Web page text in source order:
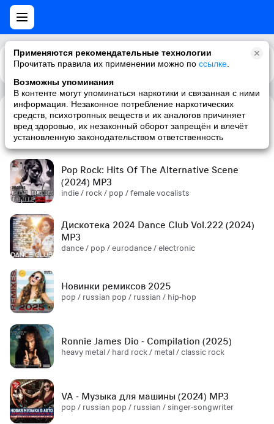
Применяются рекомендательные технологии
Прочитать правила их применении можно по ссылке
Возможны упоминания
В контенте могут упоминаться наркотики и связанная с ними
информация. Незаконное потребление наркотических
средств, психотропных веществ и их аналогов причиняет
вред здоровью, их незаконный оборот запрещён и влечёт
установленную законодательством ответственность
Каталог Рекомендации
Сборник! '90s (2024) MP3
pop / russian pop / russian / '90s
Pop Rock: Hits Of The Alternative Scene
(2024) MP3
indie / rock / pop / female vocalists
Дискотека 2024 Dance Club Vol.222 (2024)
MP3
dance / pop / eurodance / electronic
Новинки ремиксов 2025
pop / russian pop / russian / hip-hop
Ronnie James Dio - Compilation (2025)
heavy metal / hard rock / metal / classic rock
VA - Музыка для машины (2024) MP3
pop / russian pop / russian / singer-songwriter